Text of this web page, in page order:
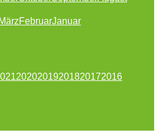
MärzFebruarJanuar
20202019201820172016